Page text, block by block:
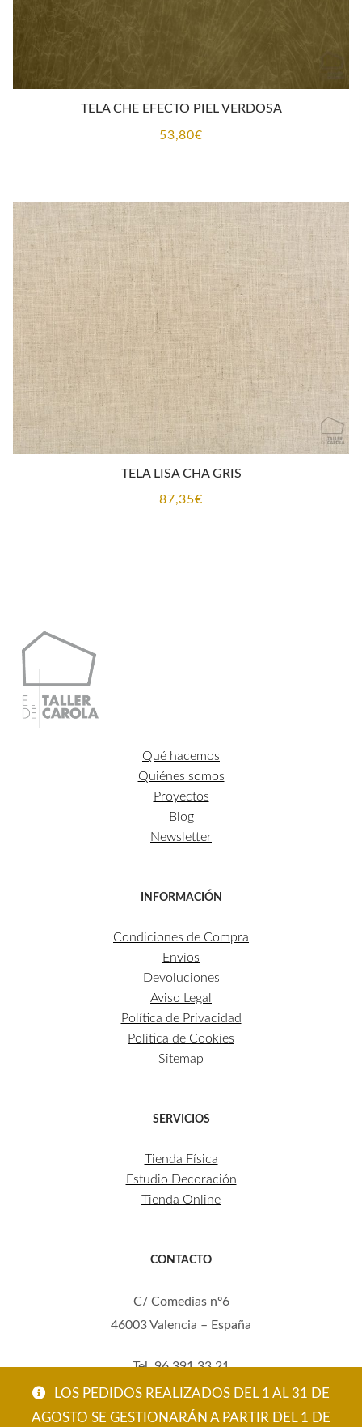
LOS PEDIDOS REALIZADOS DEL 1 AL 31 DE
AGOSTO SE GESTIONARÁN A PARTIR DEL 1 DE
TELA CHE EFECTO PIEL VERDOSA
53,80€
TELA LISA CHA GRIS
87,35€
Qué hacemos
Quiénes somos
Proyectos
Blog
Newsletter
INFORMACIÓN
Condiciones de Compra
Envíos
Devoluciones
Aviso Legal
Política de Privacidad
Política de Cookies
Sitemap
SERVICIOS
Tienda Física
Estudio Decoración
Tienda Online
CONTACTO
C/ Comedias nº6
46003 Valencia – España
Tel. 96 391 33 21
Mov. 620 123 461
carola@eltallerdecarola.com